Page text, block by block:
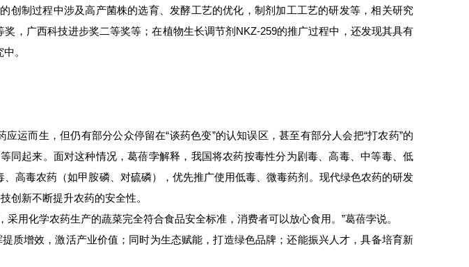
创制过程中涉及高产菌株的选育、发酵工艺的优化，制剂加工工艺的研发等，相关研究
，广西科技进步奖二等奖等；在植物生长调节剂NKZ-259的推广过程中，还发现其具有
。
运而生，但仍有部分公众停留在“谈药色变”的认知误区，甚至有部分人会把“打农药”的
同起来。面对这种情况，葛蓓孛解释，我国将农药按毒性分为剧毒、高毒、中等毒、低
高毒农药（如甲胺磷、对硫磷），优先推广使用低毒、微毒药剂。现代绿色农药的研发
创新不断提升农药的安全性。
采用化学农药生产的蔬菜完全符合食品安全标准，消费者可以放心食用。”葛蓓孛说。
质增效，激活产业价值；同时为生态赋能，打造绿色品牌；还能振兴人才，具备培育新